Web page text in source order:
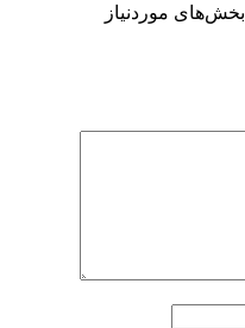
بخش‌های موردنیاز